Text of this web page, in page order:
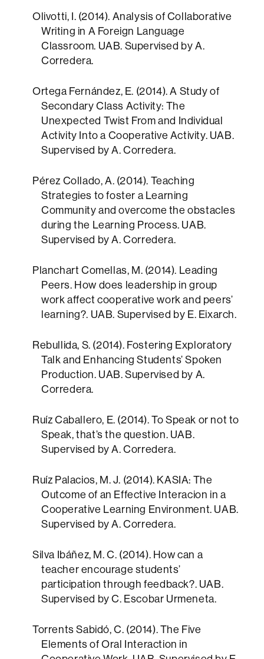
Olivotti, I. (2014). Analysis of Collaborative
Writing in A Foreign Language
Classroom. UAB. Supervised by A.
Corredera.
Ortega Fernández, E. (2014). A Study of
Secondary Class Activity: The
Unexpected Twist From and Individual
Activity Into a Cooperative Activity. UAB.
Supervised by A. Corredera.
Pérez Collado, A. (2014). Teaching
Strategies to foster a Learning
Community and overcome the obstacles
during the Learning Process. UAB.
Supervised by A. Corredera.
Planchart Comellas, M. (2014). Leading
Peers. How does leadership in group
work affect cooperative work and peers’
learning?. UAB. Supervised by E. Eixarch.
Rebullida, S. (2014). Fostering Exploratory
Talk and Enhancing Students’ Spoken
Production. UAB. Supervised by A.
Corredera.
Ruíz Caballero, E. (2014). To Speak or not to
Speak, that’s the question. UAB.
Supervised by A. Corredera.
Ruíz Palacios, M. J. (2014). KASIA: The
Outcome of an Effective Interacion in a
Cooperative Learning Environment. UAB.
Supervised by A. Corredera.
Silva Ibáñez, M. C. (2014). How can a
teacher encourage students’
participation through feedback?. UAB.
Supervised by C. Escobar Urmeneta.
Torrents Sabidó, C. (2014). The Five
Elements of Oral Interaction in